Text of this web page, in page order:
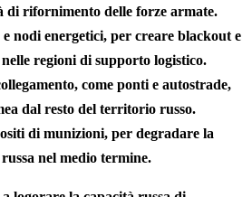
di rifornimento delle forze armate.
nodi energetici, per creare blackout e
regioni di supporto logistico.
, come ponti e autostrade,
dal resto del territorio russo.
di munizioni, per degradare la
nel medio termine.